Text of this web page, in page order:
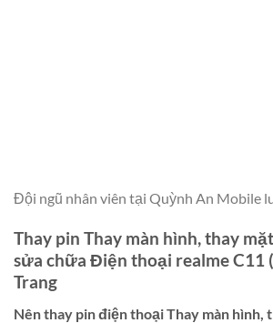
Đội ngũ nhân viên tại Quỳnh An Mobile
Thay pin Thay màn hình, thay
sửa chữa Điện thoại realme C11
Trang
Nên thay pin điện thoạiThay màn hình,